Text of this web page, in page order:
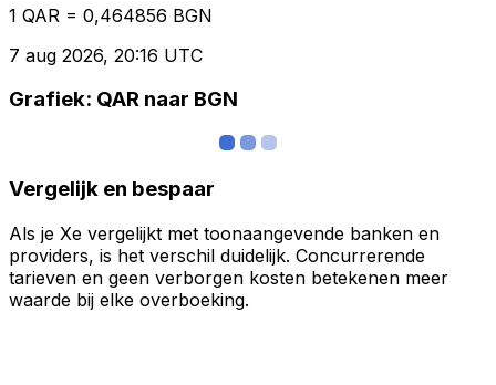
1 QAR = 0,464856 BGN
7 aug 2026, 20:16 UTC
Grafiek: QAR naar BGN
Vergelijk en bespaar
Als je Xe vergelijkt met toonaangevende banken en
providers, is het verschil duidelijk. Concurrerende
tarieven en geen verborgen kosten betekenen meer
waarde bij elke overboeking.